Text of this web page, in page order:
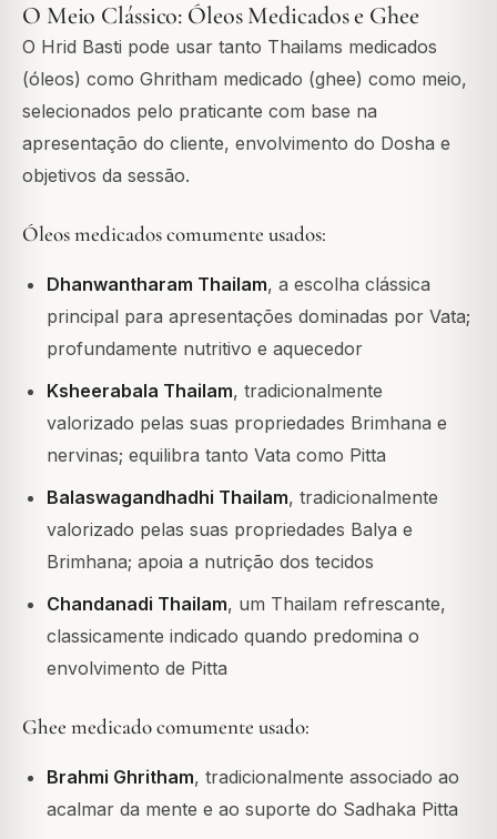
O Meio Clássico: Óleos Medicados e Ghee
O Hrid Basti pode usar tanto Thailams medicados
(óleos) como Ghritham medicado (ghee) como meio,
selecionados pelo praticante com base na
apresentação do cliente, envolvimento do Dosha e
objetivos da sessão.
Óleos medicados comumente usados:
Dhanwantharam Thailam, a escolha clássica
principal para apresentações dominadas por Vata;
profundamente nutritivo e aquecedor
Ksheerabala Thailam, tradicionalmente
valorizado pelas suas propriedades Brimhana e
nervinas; equilibra tanto Vata como Pitta
Balaswagandhadhi Thailam, tradicionalmente
valorizado pelas suas propriedades Balya e
Brimhana; apoia a nutrição dos tecidos
Chandanadi Thailam, um Thailam refrescante,
classicamente indicado quando predomina o
envolvimento de Pitta
Ghee medicado comumente usado:
Brahmi Ghritham, tradicionalmente associado ao
acalmar da mente e ao suporte do Sadhaka Pitta